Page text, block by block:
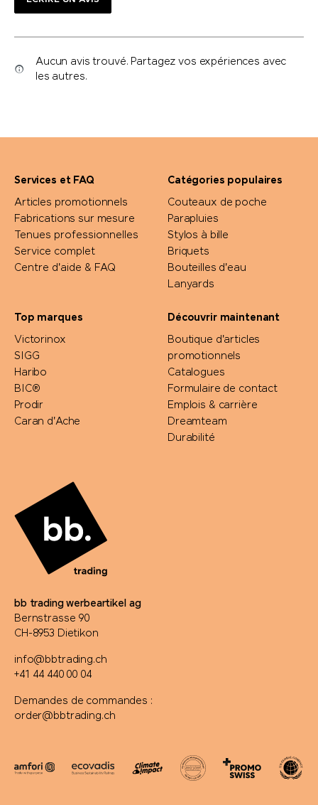
Aucun avis trouvé. Partagez vos expériences avec
les autres.
Services et FAQ
Articles promotionnels
Fabrications sur mesure
Tenues professionnelles
Service complet
Centre d'aide & FAQ
Catégories populaires
Couteaux de poche
Parapluies
Stylos à bille
Briquets
Bouteilles d'eau
Lanyards
Top marques
Victorinox
SIGG
Haribo
BIC®
Prodir
Caran d'Ache
Découvrir maintenant
Boutique d'articles
promotionnels
Catalogues
Formulaire de contact
Emplois & carrière
Dreamteam
Durabilité
bb trading werbeartikel ag
Bernstrasse 90
CH-8953 Dietikon
info@bbtrading.ch
+41 44 440 00 04
Demandes de commandes :
order@bbtrading.ch